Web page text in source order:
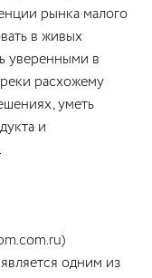
рынка малого
в живых
уверенными в
расхожему
уметь
и
одним из